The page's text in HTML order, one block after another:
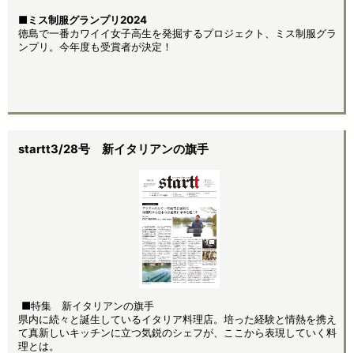
■ミス制服グランプリ2024
徳島で一番カワイイ女子高生を発掘するプロジェクト、ミス制服グラ
ンプリ。今年度も受賞者が決定！
startt3/28号 新イタリアンの旗手
■特集 新イタリアンの旗手
県内に続々と誕生しているイタリア料理店。培った経験と情熱を携え
て真新しいキッチンに立つ気鋭のシェフが、ここから表現していく料
理とは。